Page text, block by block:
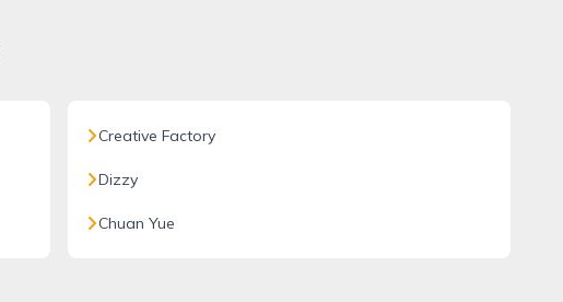
Creative Factory
Dizzy
Chuan Yue